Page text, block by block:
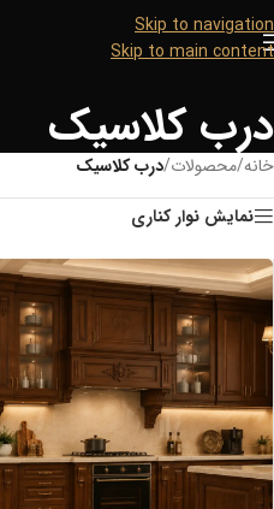
Skip to navigation
Skip to main content
درب کلاسیک
خانه/محصولات/درب کلاسیک
نمایش نوار کناری